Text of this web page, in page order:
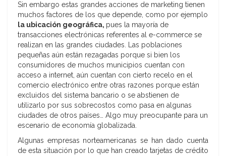
Sin embargo estas grandes acciones de marketing tienen
muchos factores de los que depende, como por ejemplo
la ubicación geográfica, pues la mayoría de
transacciones electrónicas referentes al e-commerce se
realizan en las grandes ciudades. Las poblaciones
pequeñas aún están rezagadas porque si bien los
consumidores de muchos municipios cuentan con
acceso a internet, aún cuentan con cierto recelo en el
comercio electrónico entre otras razones porque están
excluidos del sistema bancario o se abstienen de
utilizarlo por sus sobrecostos como pasa en algunas
ciudades de otros países… Algo muy preocupante para un
escenario de economía globalizada.
Algunas empresas norteamericanas se han dado cuenta
de esta situación por lo que han creado tarjetas de crédito